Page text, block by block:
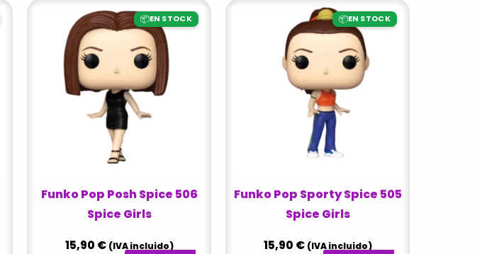
📦EN STOCK
Funko Pop Posh Spice 506
Spice Girls
15,90 € (IVA incluido)
📦EN STOCK
Funko Pop Sporty Spice 505
Spice Girls
15,90 € (IVA incluido)